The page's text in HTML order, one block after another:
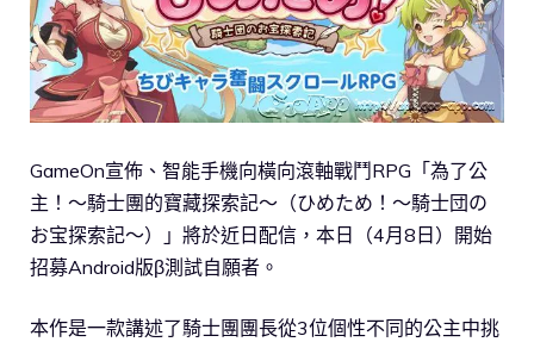
GameOn宣佈、智能手機向橫向滾軸戰鬥RPG「為了公
主！～騎士團的寶藏探索記～（ひめため！～騎士団の
お宝探索記～）」將於近日配信，本日（4月8日）開始
招募Android版β測試自願者。
本作是一款講述了騎士團團長從3位個性不同的公主中挑